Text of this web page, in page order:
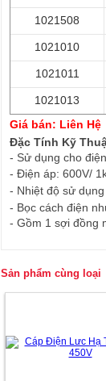
1021508
1021010
1021011
1021013
Giá bán: Liên Hệ
Đặc Tính Kỹ
- Sử dụng cho
- Điện áp: 600V/
- Nhiệt độ sử
- Bọc cách điện
- Gồm 1 sợi đồng
Sản phẩm cùng loại